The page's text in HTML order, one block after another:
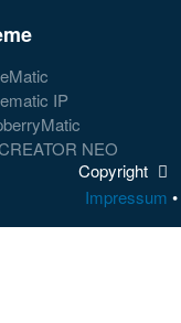
IP
NEO
Copyright
Impressum •